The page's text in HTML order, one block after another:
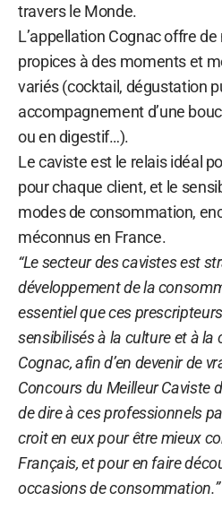
travers le Monde.
L’appellation Cognac offre
propices à des moments et
variés (cocktail, dégustation
accompagnement d’une
ou en digestif…).
Le caviste est le relais idéal
pour chaque client, et le
modes de consommation,
méconnus en France.
“Le secteur des cavistes est
développement de la
essentiel que ces
sensibilisés à la culture et à
Cognac, afin d’en devenir de
Concours du Meilleur Caviste
de dire à ces professionnels
croit en eux pour être mieux
Français, et pour en faire
occasions de consommation.”